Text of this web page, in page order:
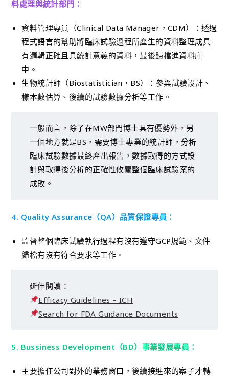
料處理與統計部門：
資料管理專員（Clinical Data Manager，CDM）：透過
程式語言的幫助將臨床試驗過程所產生的資料整理成具
有邏輯正確且具統計意義的資料，最後歸檔進資料庫
中。
生物統計師（Biostatistician，BS）：參與試驗設計、
樣本數估算、後續的試驗數據分析等工作。
一般而言，除了在MW部門博士具有優勢外，另
一個地方就是BS，需要博士專業的統計師，分析
臨床試驗數據最終產出報告，數據取得的方式設
計與取得後分析的正確性攸關整個臨床試驗案的
成敗。
4. Quality Assurance（QA）品質保證專員：
監督整個臨床試驗執行過程有沒有遵守GCP規範、文件
歸檔有沒有符合要求等工作。
延伸閱讀：
Efficacy Guidelines – ICH
Search for FDA Guidance Documents
5. Bussiness Development（BD）事業發展專員：
主要擔任公司對外的業務窗口，後續接進來的案子才轉